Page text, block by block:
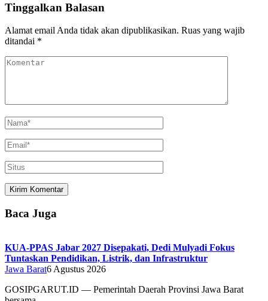
Tinggalkan Balasan
Alamat email Anda tidak akan dipublikasikan. Ruas yang wajib
ditandai *
Baca Juga
KUA-PPAS Jabar 2027 Disepakati, Dedi Mulyadi Fokus
Tuntaskan Pendidikan, Listrik, dan Infrastruktur
Jawa Barat6 Agustus 2026
GOSIPGARUT.ID — Pemerintah Daerah Provinsi Jawa Barat